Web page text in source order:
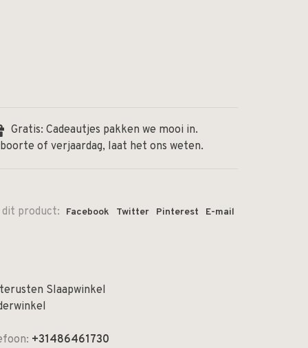
Gratis: Cadeautjes pakken we mooi in.
of verjaardag, laat het ons weten.
product: Facebook Twitter Pinterest E-mail
Slaapwinkel
+31486461730